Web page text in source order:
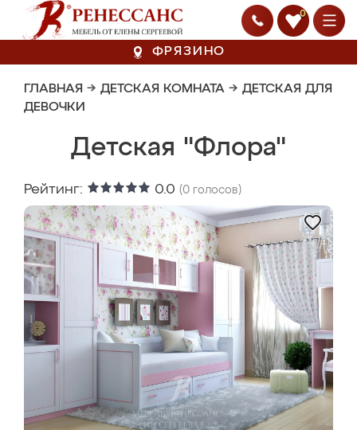
0
ФРЯЗИНО
ГЛАВНАЯ → ДЕТСКАЯ КОМНАТА → ДЕТСКАЯ ДЛЯ
ДЕВОЧКИ
Детская "Флора"
Рейтинг: 0.0 (0 голосов)